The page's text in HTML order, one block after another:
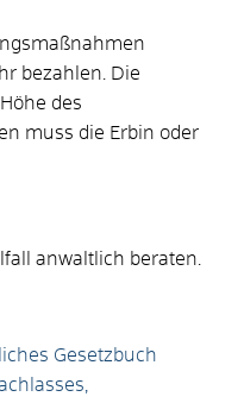
bezahlen. Die
des
muss die Erbin oder
anwaltlich beraten.
Gesetzbuch